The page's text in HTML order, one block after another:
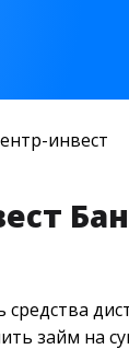
инвест
займ на